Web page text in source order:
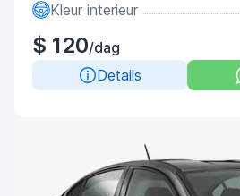
Kleur interieur
$ 120/dag
Details